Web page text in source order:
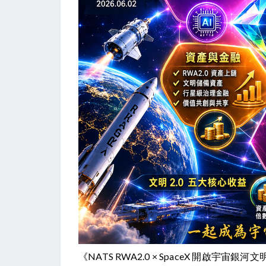
《NATS RWA2.0 × SpaceX 開啟宇宙銀河文